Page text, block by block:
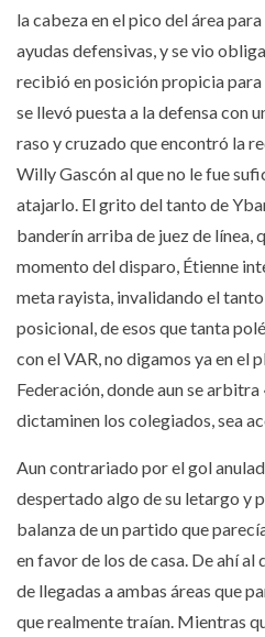
la cabeza en el pico del área
ayudas defensivas, y se vio
recibió en posición propicia
se llevó puesta a la defensa con
raso y cruzado que encontró la
Willy Gascón al que no le fue
atajarlo. El grito del tanto de
banderín arriba de juez de línea,
momento del disparo, Étienne
meta rayista, invalidando el
posicional, de esos que tanta
con el VAR, no digamos ya en el
Federación, donde aun se arbitra
dictaminen los colegiados, sea
Aun contrariado por el gol
despertado algo de su letargo y
balanza de un partido que
en favor de los de casa. De ahí al
de llegadas a ambas áreas que
que realmente traían. Mientras